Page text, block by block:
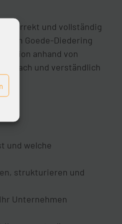
korrekt und vollständig
Goede-Diedering
anhand von
und verständlich
und welche
strukturieren und
Unternehmen